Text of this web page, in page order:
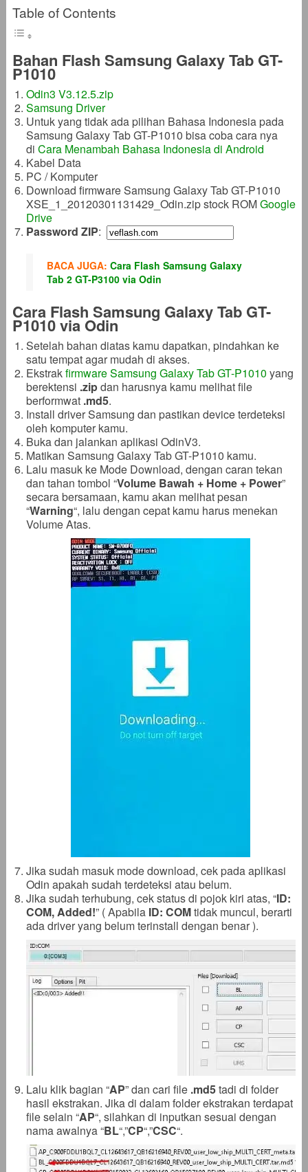
Table of Contents
Bahan Flash Samsung Galaxy Tab GT-
P1010
Odin3 V3.12.5.zip
Samsung Driver
Untuk yang tidak ada pilihan Bahasa Indonesia pada
Samsung Galaxy Tab GT-P1010 bisa coba cara nya
di Cara Menambah Bahasa Indonesia di Android
Kabel Data
PC / Komputer
Download firmware Samsung Galaxy Tab GT-P1010
XSE_1_20120301131429_Odin.zip stock ROMGoogle
Drive
Password ZIP:
BACA JUGA: Cara Flash Samsung Galaxy
Tab 2 GT-P3100 via Odin
Cara Flash Samsung Galaxy Tab GT-
P1010 via Odin
Setelah bahan diatas kamu dapatkan, pindahkan ke
satu tempat agar mudah di akses.
Ekstrakfirmware Samsung Galaxy Tab GT-P1010 yang
berektensi .zipdan harusnya kamu melihat file
berformwat .md5.
Install driver Samsung dan pastikan device terdeteksi
oleh komputer kamu.
Buka dan jalankan aplikasi OdinV3.
Matikan Samsung Galaxy Tab GT-P1010 kamu.
Lalu masuk ke Mode Download, dengan caran tekan
dan tahan tombol “Volume Bawah + Home + Power”
secara bersamaan, kamu akan melihat pesan
“Warning“, lalu dengan cepat kamu harus menekan
Volume Atas.
Jika sudah masuk mode download, cek pada aplikasi
Odin apakah sudah terdeteksi atau belum.
Jika sudah terhubung, cek status di pojok kiri atas, “ID:
COM, Added!” ( ApabilaID: COMtidak muncul, berarti
ada driver yang belum terinstall dengan benar ).
Lalu klik bagian “AP” dan cari file .md5tadi di folder
hasil ekstrakan. Jika di dalam folder ekstrakan terdapat
file selain “AP“, silahkan di inputkan sesuai dengan
nama awalnya “BL“,”CP“,”CSC“.